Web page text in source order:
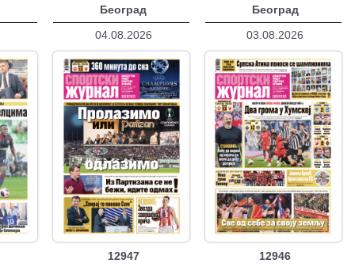
Београд
04.08.2026
12947
Београд
03.08.2026
12946